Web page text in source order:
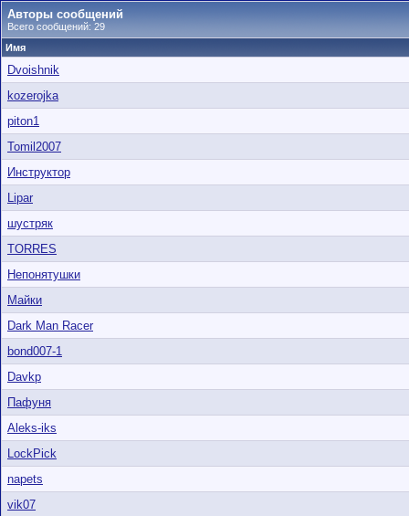
Авторы сообщений
Всего сообщений: 29
Имя
Dvoishnik
kozerojka
piton1
Tomil2007
Инструктор
Lipar
шустряк
TORRES
Непонятушки
Майки
Dark Man Racer
bond007-1
Davkp
Пафуня
Aleks-iks
LockPick
napets
vik07